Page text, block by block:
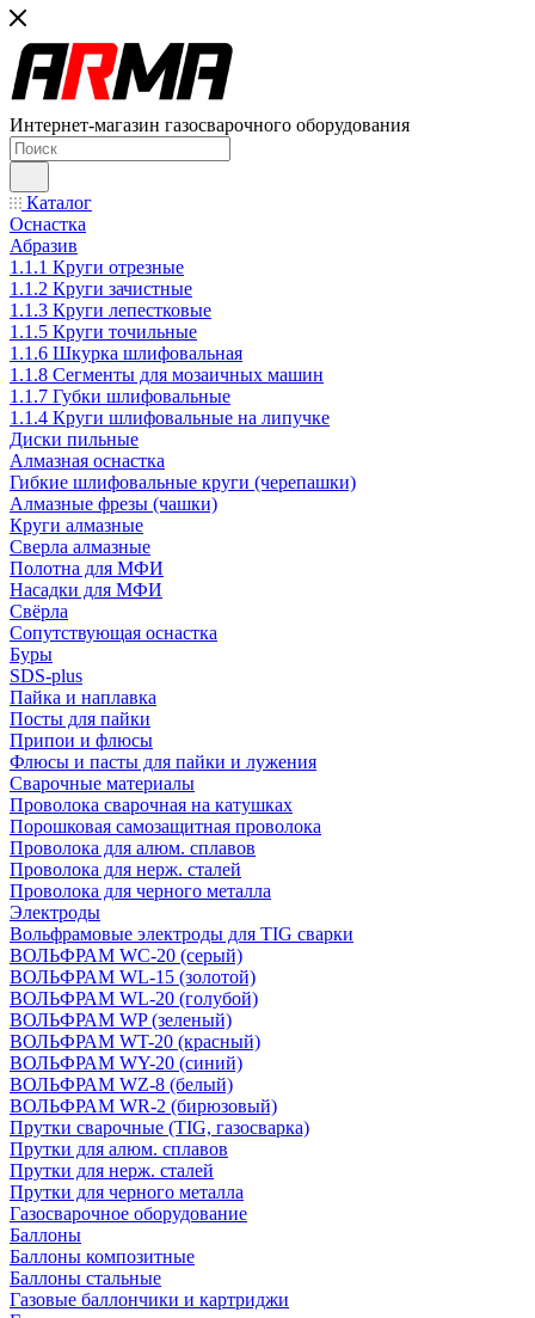
Интернет-магазин газосварочного оборудования
Каталог
Оснастка
Абразив
1.1.1 Круги отрезные
1.1.2 Круги зачистные
1.1.3 Круги лепестковые
1.1.5 Круги точильные
1.1.6 Шкурка шлифовальная
1.1.8 Сегменты для мозаичных машин
1.1.7 Губки шлифовальные
1.1.4 Круги шлифовальные на липучке
Диски пильные
Алмазная оснастка
Гибкие шлифовальные круги (черепашки)
Алмазные фрезы (чашки)
Круги алмазные
Сверла алмазные
Полотна для МФИ
Насадки для МФИ
Свёрла
Сопутствующая оснастка
Буры
SDS-plus
Пайка и наплавка
Посты для пайки
Припои и флюсы
Флюсы и пасты для пайки и лужения
Сварочные материалы
Проволока сварочная на катушках
Порошковая самозащитная проволока
Проволока для алюм. сплавов
Проволока для нерж. сталей
Проволока для черного металла
Электроды
Вольфрамовые электроды для TIG сварки
ВОЛЬФРАМ WC-20 (серый)
ВОЛЬФРАМ WL-15 (золотой)
ВОЛЬФРАМ WL-20 (голубой)
ВОЛЬФРАМ WP (зеленый)
ВОЛЬФРАМ WT-20 (красный)
ВОЛЬФРАМ WY-20 (синий)
ВОЛЬФРАМ WZ-8 (белый)
ВОЛЬФРАМ WR-2 (бирюзовый)
Прутки сварочные (TIG, газосварка)
Прутки для алюм. сплавов
Прутки для нерж. сталей
Прутки для черного металла
Газосварочное оборудование
Баллоны
Баллоны композитные
Баллоны стальные
Газовые баллончики и картриджи